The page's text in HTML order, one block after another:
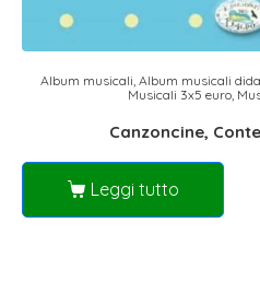
Album musicali, Album musicali
Musicali 3x5 euro,
Canzoncine,
Leggi tutto